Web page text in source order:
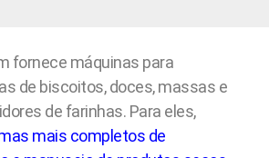
fornece máquinas para
de biscoitos, doces, massas e
de farinhas. Para eles,
mais completos de